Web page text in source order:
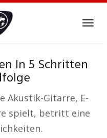
In 5 Schritten
Akustik-Gitarre, E-
spielt, betritt eine